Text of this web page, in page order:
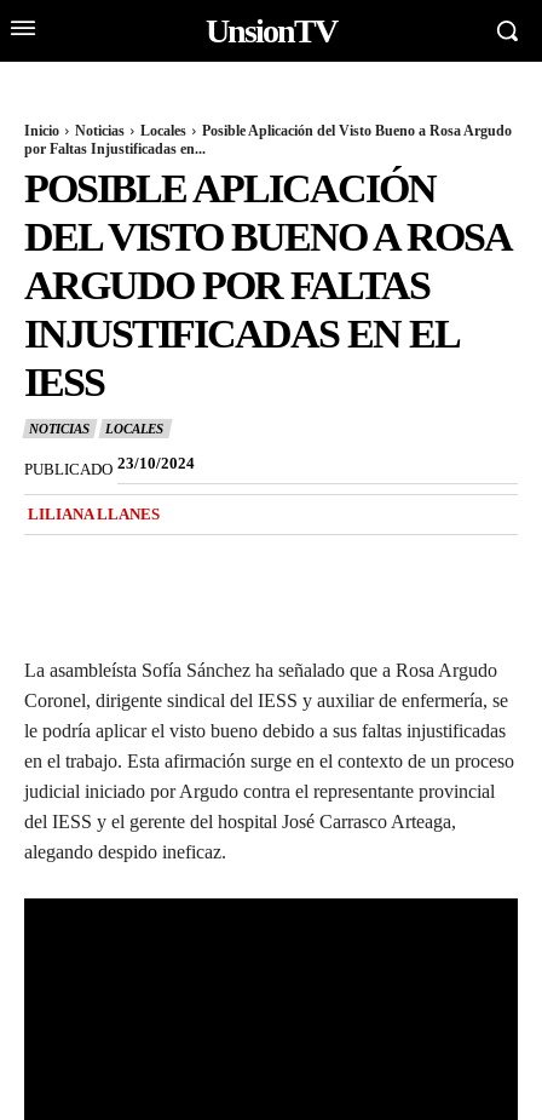
UnsionTV
Inicio Noticias Locales
Posible Aplicación del Visto Bueno a Rosa Argudo
por Faltas Injustificadas en...
POSIBLE APLICACIÓN
DEL VISTO BUENO A ROSA
ARGUDO POR FALTAS
INJUSTIFICADAS EN EL
IESS
NOTICIAS LOCALES
PUBLICADO 23/10/2024
LILIANA LLANES
La asambleísta Sofía Sánchez ha señalado que a Rosa Argudo
Coronel, dirigente sindical del IESS y auxiliar de enfermería, se
le podría aplicar el visto bueno debido a sus faltas injustificadas
en el trabajo. Esta afirmación surge en el contexto de un proceso
judicial iniciado por Argudo contra el representante provincial
del IESS y el gerente del hospital José Carrasco Arteaga,
alegando despido ineficaz.